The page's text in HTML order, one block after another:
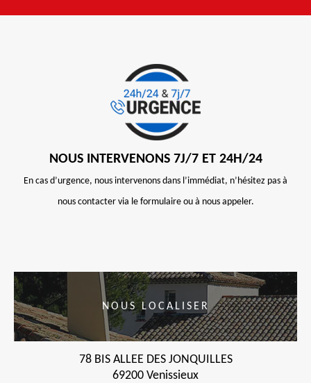
NOUS INTERVENONS 7J/7 ET 24H/24
En cas d’urgence, nous intervenons dans l’immédiat, n’hésitez pas à
nous contacter via le formulaire ou à nous appeler.
NOUS LOCALISER
78 BIS ALLEE DES JONQUILLES
69200 Venissieux